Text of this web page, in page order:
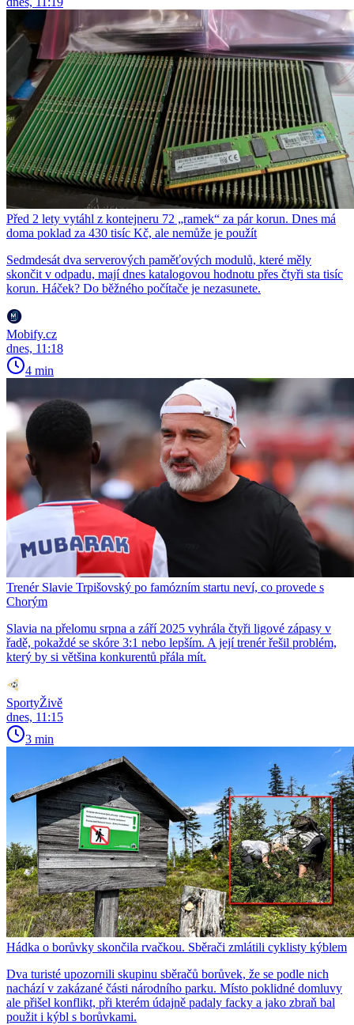
Před 2 lety vytáhl z kontejneru 72 „ramek“ za pár korun. Dnes má
doma poklad za 430 tisíc Kč, ale nemůže je použít
Sedmdesát dva serverových paměťových modulů, které měly
skončit v odpadu, mají dnes katalogovou hodnotu přes čtyři sta tisíc
korun. Háček? Do běžného počítače je nezasunete.
Mobify.cz
dnes, 11:18
4 min
Trenér Slavie Trpišovský po famózním startu neví, co provede s
Chorým
Slavia na přelomu srpna a září 2025 vyhrála čtyři ligové zápasy v
řadě, pokaždé se skóre 3:1 nebo lepším. A její trenér řešil problém,
který by si většina konkurentů přála mít.
SportyŽivě
dnes, 11:15
3 min
Hádka o borůvky skončila rvačkou. Sběrači zmlátili cyklisty kýblem
Dva turisté upozornili skupinu sběračů borůvek, že se podle nich
nachází v zakázané části národního parku. Místo poklidné domluvy
ale přišel konflikt, při kterém údajně padaly facky a jako zbraň bal
použit i kýbl s borůvkami.